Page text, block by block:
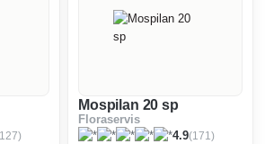
Mospilan 20 sp
Floraservis
4.9(171)